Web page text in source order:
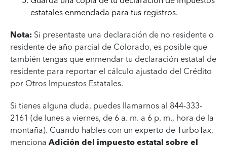
estatales enmendada para tus registros.
Nota: Si presentaste una declaración de no residente o
residente de año parcial de Colorado, es posible que
también tengas que enmendar tu declaración estatal de
residente para reportar el cálculo ajustado del Crédito
por Otros Impuestos Estatales.
Si tienes alguna duda, puedes llamarnos al 844-333-
2161 (de lunes a viernes, de 6 a. m. a 6 p. m., hora de la
montaña). Cuando hables con un experto de TurboTax,
menciona Adición del impuesto estatal sobre el